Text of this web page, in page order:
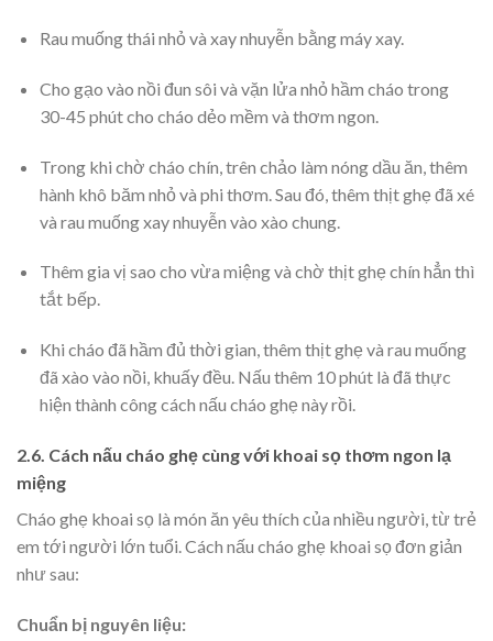
Rau muống thái nhỏ và xay nhuyễn bằng máy xay.
Cho gạo vào nồi đun sôi và vặn lửa nhỏ hầm cháo trong
30-45 phút cho cháo dẻo mềm và thơm ngon.
Trong khi chờ cháo chín, trên chảo làm nóng dầu ăn, thêm
hành khô băm nhỏ và phi thơm. Sau đó, thêm thịt ghẹ đã xé
và rau muống xay nhuyễn vào xào chung.
Thêm gia vị sao cho vừa miệng và chờ thịt ghẹ chín hẳn thì
tắt bếp.
Khi cháo đã hầm đủ thời gian, thêm thịt ghẹ và rau muống
đã xào vào nồi, khuấy đều. Nấu thêm 10 phút là đã thực
hiện thành côngcách nấu cháo ghẹ này rồi.
2.6. Cách nấu cháo ghẹ cùng với khoai sọ thơm ngon lạ
miệng
Cháo ghẹ khoai sọ là món ăn yêu thích của nhiều người, từ trẻ
em tới người lớn tuổi. Cách nấu cháo ghẹ khoai sọ đơn giản
như sau:
Chuẩn bị nguyên liệu: